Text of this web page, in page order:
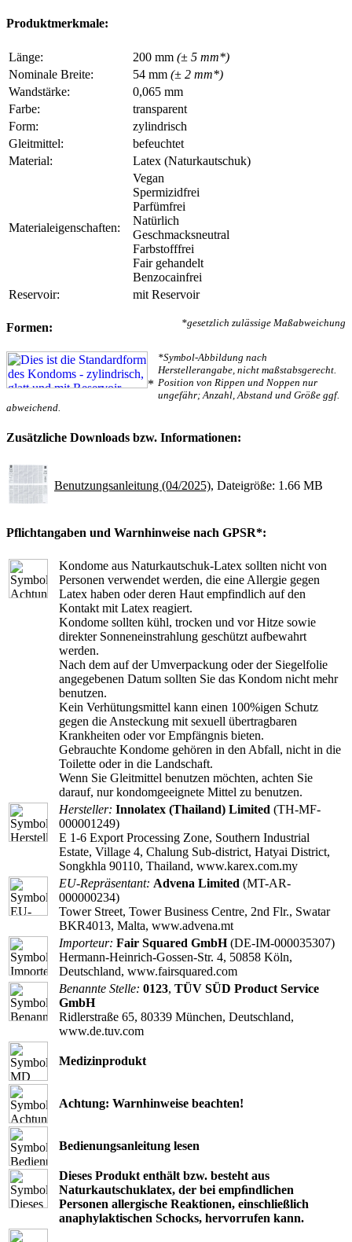
Produktmerkmale:
Länge: 200 mm (± 5 mm*)
Nominale Breite:
54 mm (± 2 mm*)
Wandstärke:
0,065 mm
Farbe:
transparent
Form:
zylindrisch
Gleitmittel:
befeuchtet
Material:
Latex (Naturkautschuk)
Materialeigenschaften:
Vegan
Spermizidfrei
Parfümfrei
Natürlich
Geschmacksneutral
Farbstofffrei
Fair gehandelt
Benzocainfrei
Reservoir:
mit Reservoir
*gesetzlich zulässige Maßabweichung
Formen:
*
*Symbol-Abbildung nach
Herstellerangabe, nicht maßstabsgerecht.
Position von Rippen und Noppen nur
ungefähr; Anzahl, Abstand und Größe ggf.
abweichend.
Zusätzliche Downloads bzw. Informationen:
Benutzungsanleitung (04/2025), Dateigröße: 1.66 MB
Pflichtangaben und Warnhinweise nach GPSR*:
Kondome aus Naturkautschuk-Latex sollten nicht von
Personen verwendet werden, die eine Allergie gegen
Latex haben oder deren Haut empfindlich auf den
Kontakt mit Latex reagiert.
Kondome sollten kühl, trocken und vor Hitze sowie
direkter Sonneneinstrahlung geschützt aufbewahrt
werden.
Nach dem auf der Umverpackung oder der Siegelfolie
angegebenen Datum sollten Sie das Kondom nicht mehr
benutzen.
Kein Verhütungsmittel kann einen 100%igen Schutz
gegen die Ansteckung mit sexuell übertragbaren
Krankheiten oder vor Empfängnis bieten.
Gebrauchte Kondome gehören in den Abfall, nicht in die
Toilette oder in die Landschaft.
Wenn Sie Gleitmittel benutzen möchten, achten Sie
darauf, nur kondomgeeignete Mittel zu benutzen.
Hersteller: Innolatex (Thailand) Limited (TH-MF-
000001249)
E 1-6 Export Processing Zone, Southern Industrial
Estate, Village 4, Chalung Sub-district, Hatyai District,
Songkhla 90110, Thailand, www.karex.com.my
EU-Repräsentant: Advena Limited (MT-AR-
000000234)
Tower Street, Tower Business Centre, 2nd Flr., Swatar
BKR4013, Malta, www.advena.mt
Importeur: Fair Squared GmbH(DE-IM-000035307)
Hermann-Heinrich-Gossen-Str. 4, 50858 Köln,
Deutschland, www.fairsquared.com
Benannte Stelle: 0123, TÜV SÜD Product Service
GmbH
Ridlerstraße 65, 80339 München, Deutschland,
www.de.tuv.com
Medizinprodukt
Achtung: Warnhinweise beachten!
Bedienungsanleitung lesen
Dieses Produkt enthält bzw. besteht aus
Naturkautschuklatex, der bei empﬁndlichen
Personen allergische Reaktionen, einschließlich
anaphylaktischen Schocks, hervorrufen kann.